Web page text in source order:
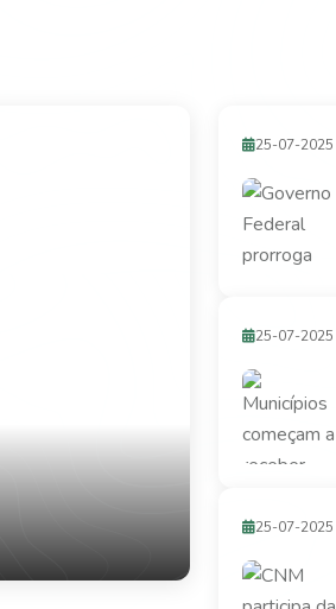
25-07-2025
25-07-2025
25-07-2025